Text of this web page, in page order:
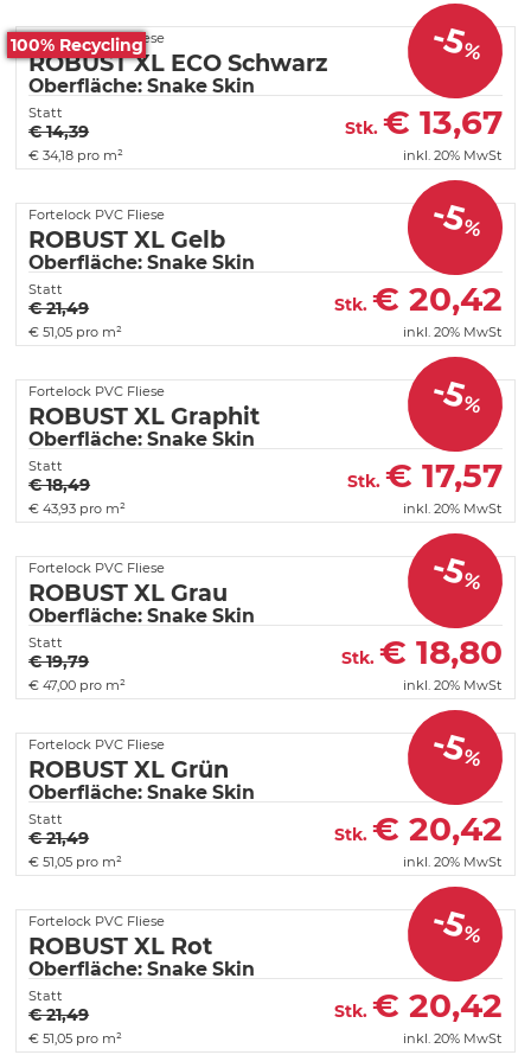
-5%
100% Recycling
Fortelock PVC Fliese
ROBUST XL ECO Schwarz
Oberfläche: Snake Skin
Statt
€ 14,39 Stk. € 13,67
€ 34,18 pro m² inkl. 20% MwSt
-5%
Fortelock PVC Fliese
ROBUST XL Gelb
Oberfläche: Snake Skin
Statt
€ 21,49 Stk. € 20,42
€ 51,05 pro m² inkl. 20% MwSt
-5%
Fortelock PVC Fliese
ROBUST XL Graphit
Oberfläche: Snake Skin
Statt
€ 18,49 Stk. € 17,57
€ 43,93 pro m² inkl. 20% MwSt
-5%
Fortelock PVC Fliese
ROBUST XL Grau
Oberfläche: Snake Skin
Statt
€ 19,79 Stk. € 18,80
€ 47,00 pro m² inkl. 20% MwSt
-5%
Fortelock PVC Fliese
ROBUST XL Grün
Oberfläche: Snake Skin
Statt
€ 21,49 Stk. € 20,42
€ 51,05 pro m² inkl. 20% MwSt
-5%
Fortelock PVC Fliese
ROBUST XL Rot
Oberfläche: Snake Skin
Statt
€ 21,49 Stk. € 20,42
€ 51,05 pro m² inkl. 20% MwSt